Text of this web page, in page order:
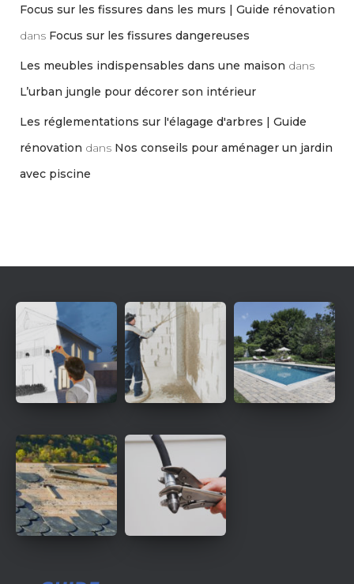
Focus sur les fissures dans les murs | Guide rénovation
dans Focus sur les fissures dangereuses
Les meubles indispensables dans une maison dans
L’urban jungle pour décorer son intérieur
Les réglementations sur l'élagage d'arbres | Guide
rénovation dans Nos conseils pour aménager un jardin
avec piscine